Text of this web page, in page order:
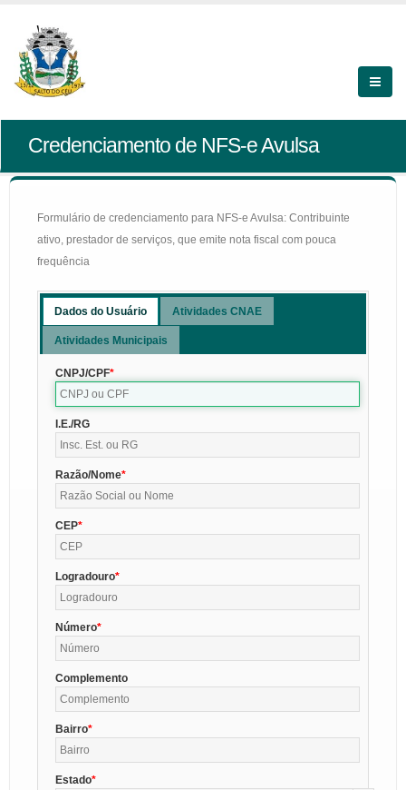
Credenciamento de NFS-e Avulsa
Formulário de credenciamento para NFS-e Avulsa: Contribuinte
ativo, prestador de serviços, que emite nota fiscal com pouca
frequência
Dados do Usuário Atividades CNAE
Atividades Municipais
CNPJ/CPF
I.E./RG
Razão/Nome
CEP
Logradouro
Número
Complemento
Bairro
Estado